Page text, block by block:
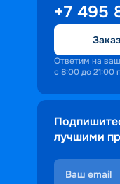
+7 495
Ответим на
с 8:00 до 21:00
лучшими